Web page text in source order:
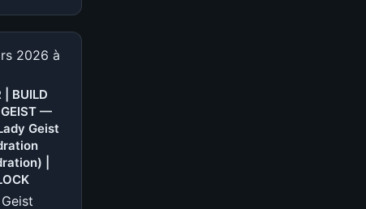
TIER
|
MIRAGE
—
Deadlock
Mirage
Build
2026 à
| BUILD
—
Geist
|